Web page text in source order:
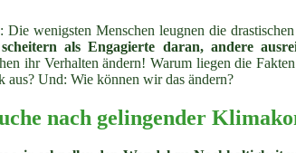
wenigsten Menschen leugnen die
als Engagierte daran, andere
ihr Verhalten ändern! Warum liegen die
Und: Wie können wir das ändern?
nach gelingender